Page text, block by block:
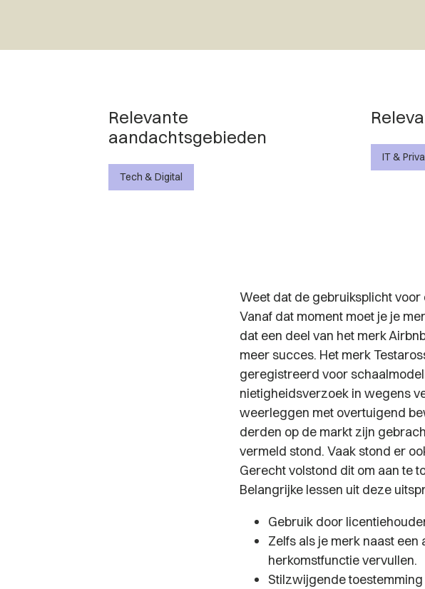
Relevante
aandachtsgebieden
Tech & Digital
IT &
Weet dat de gebruiksplicht
Vanaf dat moment moet je je
dat een deel van het merk
meer succes. Het merk
geregistreerd voor
nietigheidsverzoek in wegens
weerleggen met overtuigend
derden op de markt zijn
vermeld stond. Vaak stond er
Gerecht volstond dit om aan te
Belangrijke lessen uit deze
Gebruik door
Zelfs als je merk naast
herkomstfunctie vervullen.
Stilzwijgende